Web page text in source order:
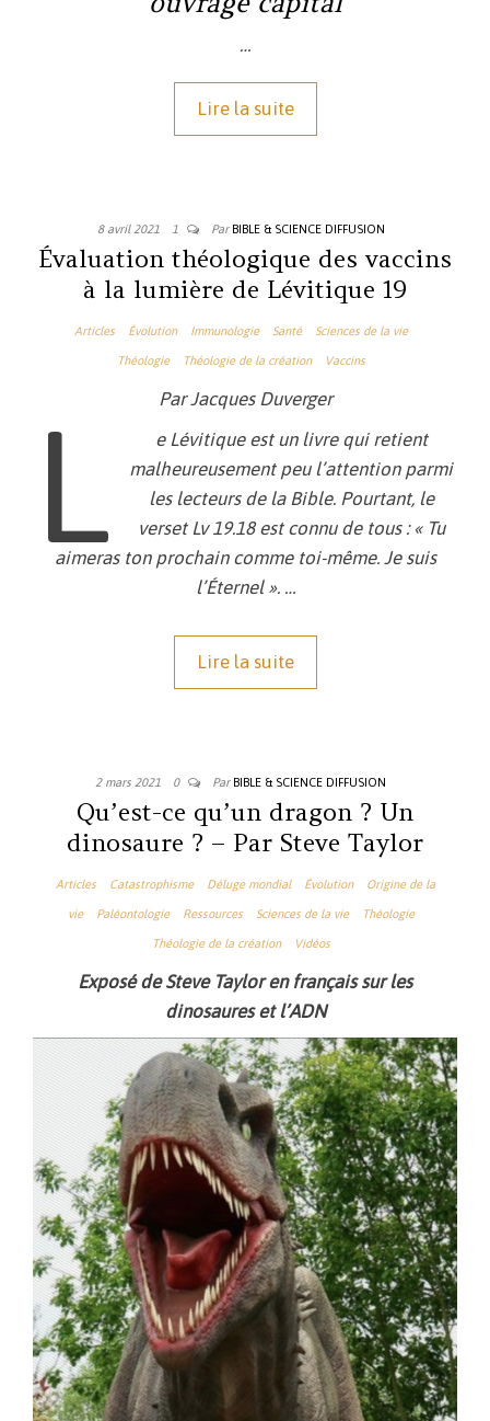
…
Lire la suite
8 avril 2021 1 Par BIBLE & SCIENCE DIFFUSION
Évaluation théologique des vaccins
à la lumière de Lévitique 19
Articles Évolution Immunologie Santé Sciences de la vie
Théologie Théologie de la création Vaccins
Par Jacques Duverger
L
e Lévitique est un livre qui retient
malheureusement peu l’attention parmi
les lecteurs de la Bible. Pourtant, le
verset Lv 19.18 est connu de tous : « Tu
aimeras ton prochain comme toi-même. Je suis
l’Éternel ». …
Lire la suite
2 mars 2021 0 Par BIBLE & SCIENCE DIFFUSION
Qu’est-ce qu’un dragon ? Un
dinosaure ? – Par Steve Taylor
Articles Catastrophisme Déluge mondial Évolution Origine de la
vie Paléontologie Ressources Sciences de la vie Théologie
Théologie de la création Vidéos
Exposé de Steve Taylor en français sur les
dinosaures et l’ADN